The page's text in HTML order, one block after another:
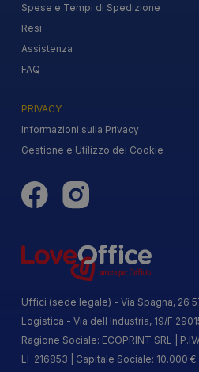
Spese e Tempi di Spedizione
Resi
Assistenza
FAQ
PRIVACY
Informazioni sulla Privacy
Gestione e Utilizzo dei Cookie
Uffici (sede legale) - Via Spagna, 26
Logistica - Via dell Industria, 19/F
Ragione Sociale: ECOPRINT SRL |
LI-216853 | Capitale Sociale: 10.000 €